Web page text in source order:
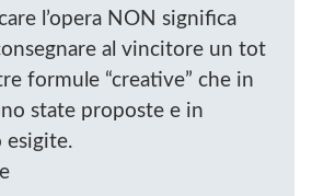
l’opera NON significa
al vincitore un tot
formule “creative” che in
state proposte e in
esigite.